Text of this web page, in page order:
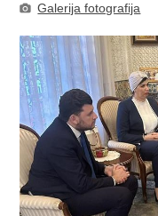
Galerija fotografija